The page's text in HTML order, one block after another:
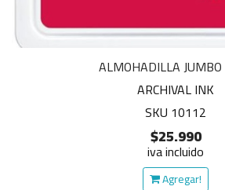
ALMOHADILLA JUMBO
ARCHIVAL INK
SKU 10112
$25.990
iva incluido
Agregar!